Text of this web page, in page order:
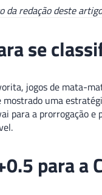
redação deste
se
jogos de mata-
uma
para a prorrogação
para a